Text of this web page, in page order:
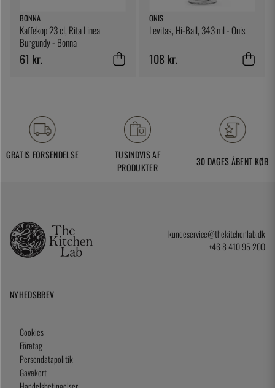
BONNA
Kaffekop 23 cl, Rita Linea
Burgundy - Bonna
61 kr.
ONIS
Levitas, Hi-Ball, 343 ml - Onis
108 kr.
GRATIS FORSENDELSE
TUSINDVIS AF
PRODUKTER
30 DAGES ÅBENT KØB
kundeservice@thekitchenlab.dk
+46 8 410 95 200
NYHEDSBREV
Cookies
Företag
Persondatapolitik
Gavekort